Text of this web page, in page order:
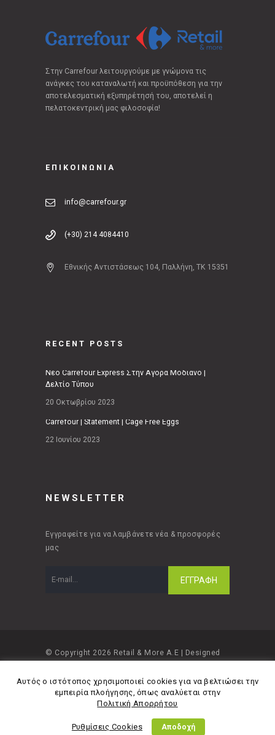
Στην Carrefour λειτουργούμε με γνώμονα τις
ανάγκες του καταναλωτή και προϋπόθεση για την
αποτελεσματική εξυπηρέτησή του, αποτελεί η
πελατοκεντρική μας φιλοσοφία!
ΕΠΙΚΟΙΝΩΝΙΑ
info@carrefour.gr
(+30) 214 4084410
Εθνικής Αντιστάσεως 104, Παλλήνη, ΤΚ 15351
RECENT POSTS
Νέο Carrefour Express Στην Αγορά Μοδιάνο |
Δελτίο Τύπου
20 Οκτωβρίου 2023
Carrefour | Statement | Cage Free Eggs
22 Ιουνίου 2023
NEWSLETTER
Εγγραφείτε για να λαμβάνετε νέα & προσφορές
μας
© Copyright 2026 Retail & More A.E | Designed
Πολιτική Απορρήτου Όροι Χρήσης
Αυτός ο ιστότοπος χρησιμοποιεί cookies για να βελτιώσει την
εμπειρία πλοήγησης, όπως αναλύεται στην
Πολιτική Απορρήτου
Ρυθμίσεις Cookies Αποδοχή